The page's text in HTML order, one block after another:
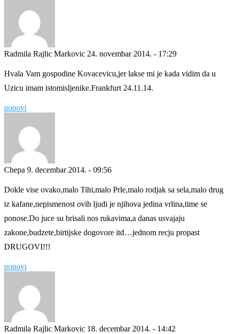
Radmila Rajlic Markovic 24. novembar 2014. - 17:29
Hvala Vam gospodine Kovacevicu,jer lakse mi je kada vidim da u
Uzicu imam istomisljenike.Frankfurt 24.11.14.
ponovi
Chepa 9. decembar 2014. - 09:56
Dokle vise ovako,malo Tihi,malo Prle,malo rodjak sa sela,malo drug
iz kafane,nepismenost ovih ljudi je njihova jedina vrlina,time se
ponose.Do juce su brisali nos rukavima,a danas usvajaju
zakone,budzete,birtijske dogovore itd…jednom recju propast
DRUGOVI!!!
ponovi
Radmila Rajlic Markovic 18. decembar 2014. - 14:42